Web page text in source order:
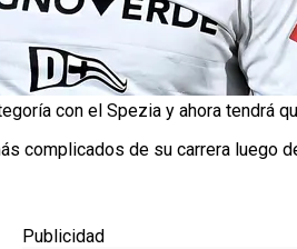
con el Spezia y ahora tendrá
complicados de su carrera luego
Publicidad